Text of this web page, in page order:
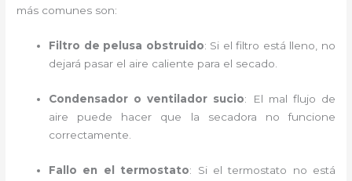
más comunes son:
Filtro de pelusa obstruido: Si el filtro está lleno, no
dejará pasar el aire caliente para el secado.
Condensador o ventilador sucio: El mal flujo de
aire puede hacer que la secadora no funcione
correctamente.
Fallo en el termostato: Si el termostato no está